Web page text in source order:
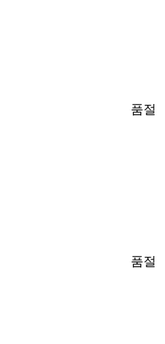
품절
품절